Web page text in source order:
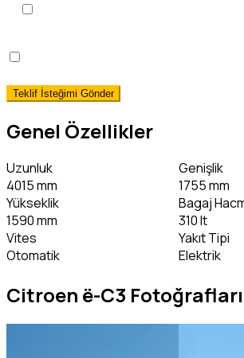
Genel Özellikler
Uzunluk
4015 mm
Genişlik
1755 mm
Yükseklik
1590 mm
Bagaj
310 lt
Vites
Otomatik
Yakıt Tipi
Elektrik
Citroen ë-C3 Fotoğrafları